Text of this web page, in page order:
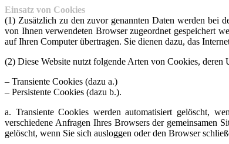
Einsatz von Cookies
(1) Zusätzlich zu den zuvor genannten Daten werden bei
von Ihnen verwendeten Browser zugeordnet gespeichert
auf Ihren Computer übertragen. Sie dienen dazu, das
(2) Diese Website nutzt folgende Arten von Cookies,
– Transiente Cookies (dazu a.)
– Persistente Cookies (dazu b.).
a. Transiente Cookies werden automatisiert gelöscht,
verschiedene Anfragen Ihres Browsers der gemeinsamen
gelöscht, wenn Sie sich ausloggen oder den Browser